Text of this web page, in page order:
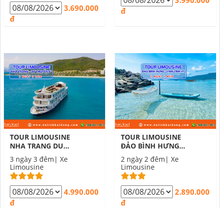
3.690.000
đ
đ
TOUR LIMOUSINE
NHA TRANG DU
NGOẠN ĐẢO DU
THUYỀN 5 SAO 3
NGÀY 3 ĐÊM
3 ngày 3 đêm| Xe
Limousine
4.990.000
đ
TOUR LIMOUSINE
ĐẢO BÌNH HƯNG
VỊNH VĨNH HY 2
NGÀY 2 ĐÊM
2 ngày 2 đêm| Xe
Limousine
2.890.000
đ